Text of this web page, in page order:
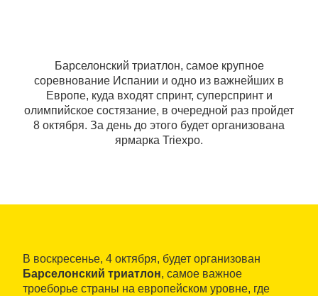
Барселонский триатлон, самое крупное
соревнование Испании и одно из важнейших в
Европе, куда входят спринт, суперспринт и
олимпийское состязание, в очередной раз пройдет
8 октября. За день до этого будет организована
ярмарка Triexpo.
В воскресенье, 4 октября, будет организован
Барселонский триатлон, самое важное
троеборье страны на европейском уровне, где